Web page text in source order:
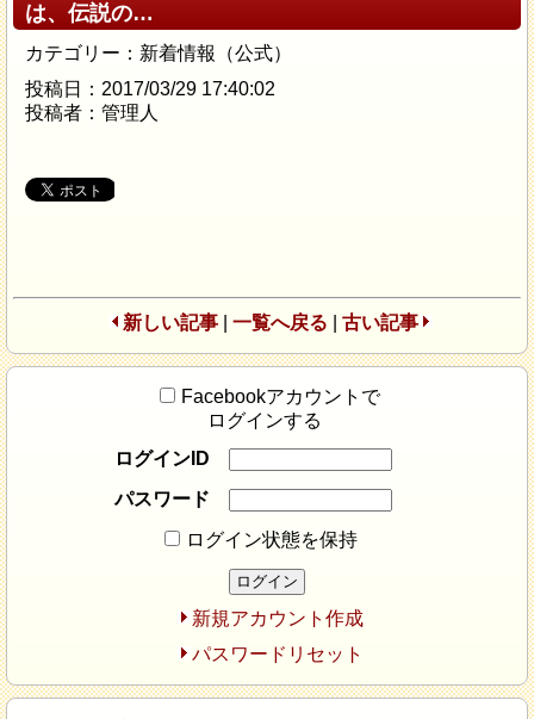
は、伝説の…
カテゴリー：新着情報（公式）
投稿日：2017/03/29 17:40:02
投稿者：管理人
新しい記事| 一覧へ戻る 古い記事
Facebookアカウントで
ログインする
ログインID
パスワード
ログイン状態を保持
新規アカウント作成
パスワードリセット